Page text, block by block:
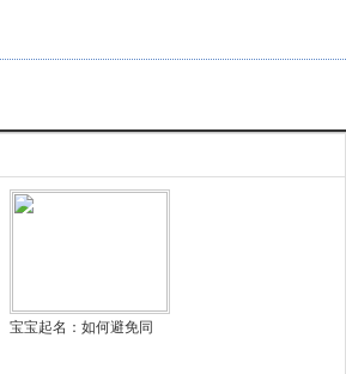
宝宝起名：如何避免同